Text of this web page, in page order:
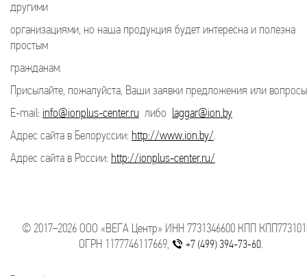
другими
организациями, но наша продукция будет интересна и полезна
простым
гражданам.
Присылайте, пожалуйста, Ваши заявки предложения или
E-mail: info@ionplus-center.ru либо laggar@ion.by
Адрес сайта в Белоруссии: http://www.ion.by/.
Адрес сайта в России: http://ionplus-center.ru/
© 2017−2026 ООО «ВЕГА Центр» ИНН 7731346600 КПП
ОГРН 1177746117669,
+7 (499) 394-73-60.